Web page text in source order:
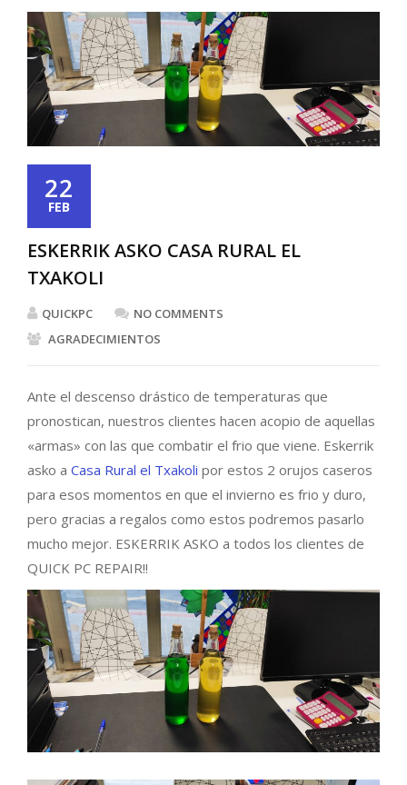
22
FEB
ESKERRIK ASKO CASA RURAL EL
TXAKOLI
QUICKPC
NO COMMENTS
AGRADECIMIENTOS
Ante el descenso drástico de temperaturas que
pronostican, nuestros clientes hacen acopio de aquellas
«armas» con las que combatir el frio que viene. Eskerrik
asko a Casa Rural el Txakoli por estos 2 orujos caseros
para esos momentos en que el invierno es frio y duro,
pero gracias a regalos como estos podremos pasarlo
mucho mejor. ESKERRIK ASKO a todos los clientes de
QUICK PC REPAIR!!